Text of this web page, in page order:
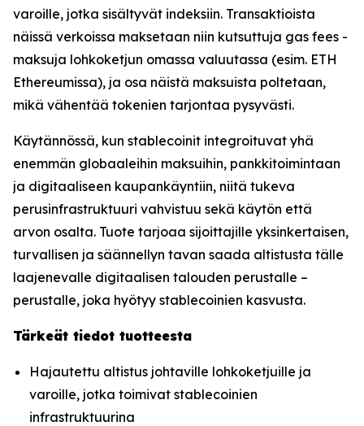
varoille, jotka sisältyvät indeksiin. Transaktioista
näissä verkoissa maksetaan niin kutsuttuja gas fees -
maksuja lohkoketjun omassa valuutassa (esim. ETH
Ethereumissa), ja osa näistä maksuista poltetaan,
mikä vähentää tokenien tarjontaa pysyvästi.
Käytännössä, kun stablecoinit integroituvat yhä
enemmän globaaleihin maksuihin, pankkitoimintaan
ja digitaaliseen kaupankäyntiin, niitä tukeva
perusinfrastruktuuri vahvistuu sekä käytön että
arvon osalta. Tuote tarjoaa sijoittajille yksinkertaisen,
turvallisen ja säännellyn tavan saada altistusta tälle
laajenevalle digitaalisen talouden perustalle –
perustalle, joka hyötyy stablecoinien kasvusta.
Tärkeät tiedot tuotteesta
Hajautettu altistus johtaville lohkoketjuille ja
varoille, jotka toimivat stablecoinien
infrastruktuurina